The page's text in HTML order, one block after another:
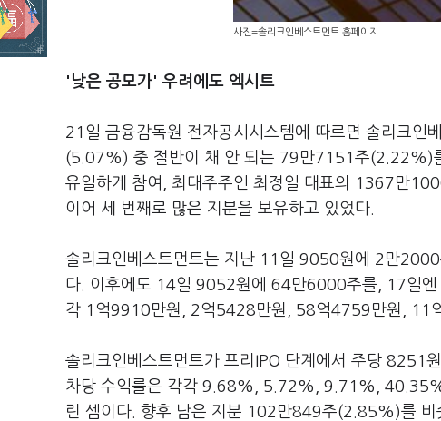
사진=솔리크인베스트먼트 홈페이지
'낮은 공모가' 우려에도 엑시트
21일 금융감독원 전자공시시스템에 따르면 솔리크
(5.07%) 중 절반이 채 안 되는 79만7151주(2.22%)
유일하게 참여, 최대주주인 최정일 대표의 1367만
이어 세 번째로 많은 지분을 보유하고 있었다.
솔리크인베스트먼트는 지난 11일 9050원에 2만
다. 이후에도 14일 9052원에 64만6000주를, 17일
각 1억9910만원, 2억5428만원, 58억4759만원, 11
솔리크인베스트먼트가 프리IPO 단계에서 주당 8251
차당 수익률은 각각 9.68%, 5.72%, 9.71%,
린 셈이다. 향후 남은 지분 102만849주(2.85%)를 비